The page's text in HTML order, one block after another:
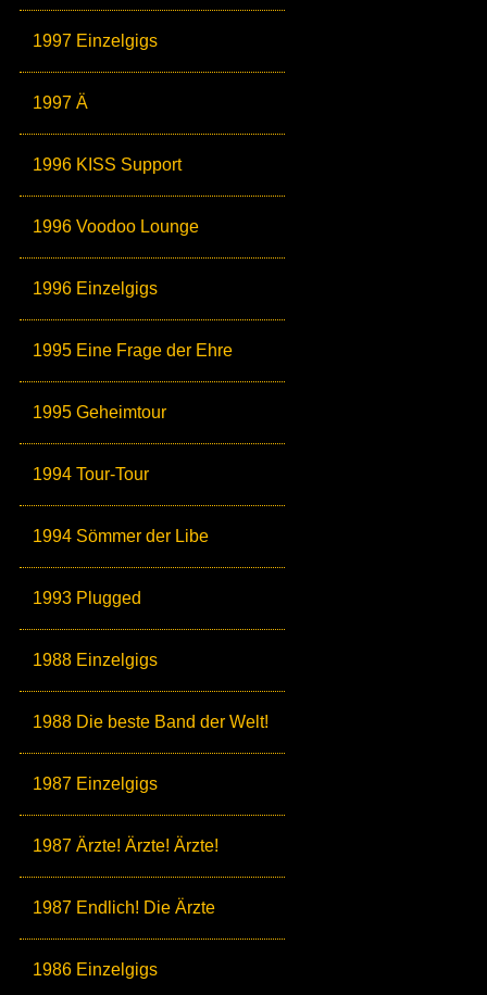
1997 Einzelgigs
1997 Ä
1996 KISS Support
1996 Voodoo Lounge
1996 Einzelgigs
1995 Eine Frage der Ehre
1995 Geheimtour
1994 Tour-Tour
1994 Sömmer der Libe
1993 Plugged
1988 Einzelgigs
1988 Die beste Band der Welt!
1987 Einzelgigs
1987 Ärzte! Ärzte! Ärzte!
1987 Endlich! Die Ärzte
1986 Einzelgigs